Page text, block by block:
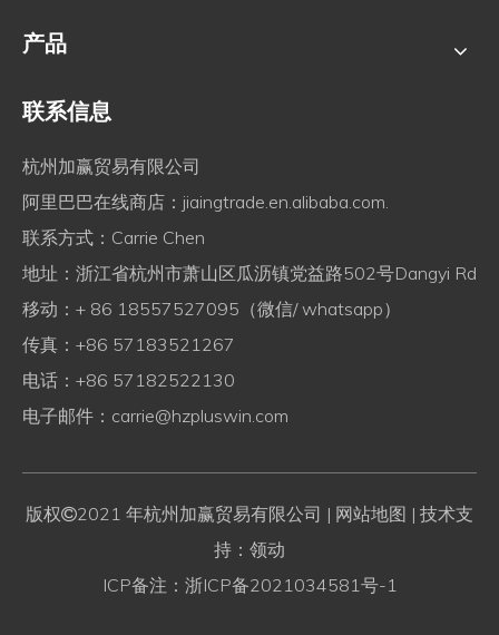
产品
联系信息
杭州加赢贸易有限公司
阿里巴巴在线商店： jiaingtrade.en.alibaba.com.
联系方式：Carrie Chen
地址：浙江省杭州市萧山区瓜沥镇党益路502号Dangyi Rd
移动：+ 86 18557527095（微信/ whatsapp）
传真：+86 57183521267
电话：+86 57182522130
电子邮件： carrie@hzpluswin.com
版权2021 年杭州加赢贸易有限公司 | 网站地图 | 技术支
持：领动
ICP备注： 浙ICP备2021034581号-1